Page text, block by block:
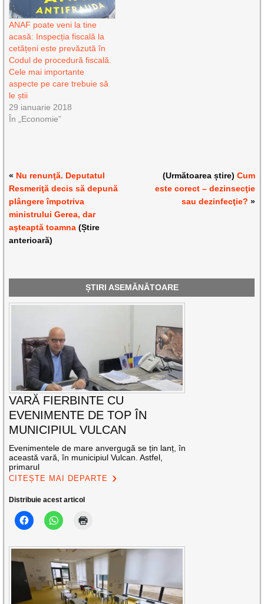
ANAF poate veni la tine
acasă: Inspecția fiscală la
cetățeni este prevăzută în
Codul de procedură fiscală.
Cele mai importante
aspecte pe care trebuie să
le știi
29 ianuarie 2018
În „Economie”
« Nu renunţă. Deputatul
Resmeriţă decis să depună
plângere împotriva
ministrului Gerea, dar
aşteaptă toamna (Știre
anterioară)
(Următoarea știre) Cum
este corect – dezinsecţie
sau dezinfecţie? »
ȘTIRI ASEMĂNĂTOARE
VARĂ FIERBINTE CU
EVENIMENTE DE TOP ÎN
MUNICIPIUL VULCAN
Evenimentele de mare anvergugă se țin lanț, în
această vară, în municipiul Vulcan. Astfel,
primarul
CITEȘTE MAI DEPARTE
Distribuie acest articol